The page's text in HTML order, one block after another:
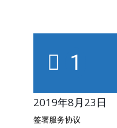
1
2019年8月23日
签署服务协议